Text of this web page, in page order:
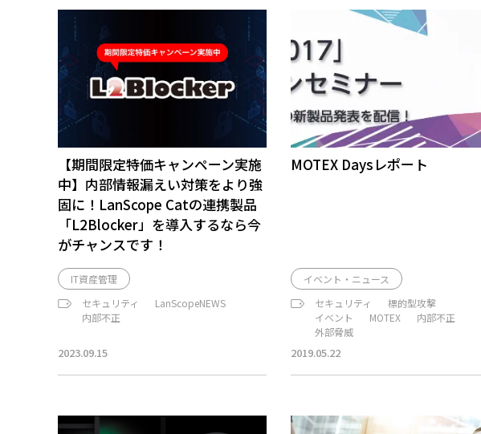
【期間限定特価キャンペーン実施
中】内部情報漏えい対策をより強
固に！LanScope Catの連携製品
「L2Blocker」を導入するなら今
がチャンスです！
IT資産管理
セキュリティ
LanScopeNEWS
内部不正
2023.09.15
MOTEX Daysレポート
イベント・ニュース
セキュリティ
標的型攻撃
イベント
MOTEX
内部不正
外部脅威
2019.05.22